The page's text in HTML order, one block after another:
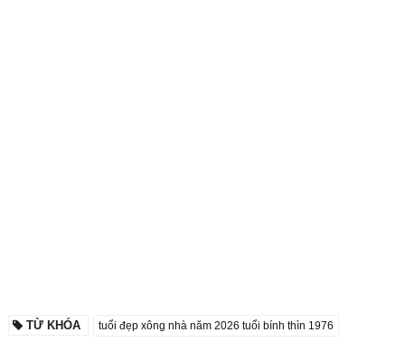
TỪ KHÓA tuổi đẹp xông nhà năm 2026 tuổi bính thìn 1976